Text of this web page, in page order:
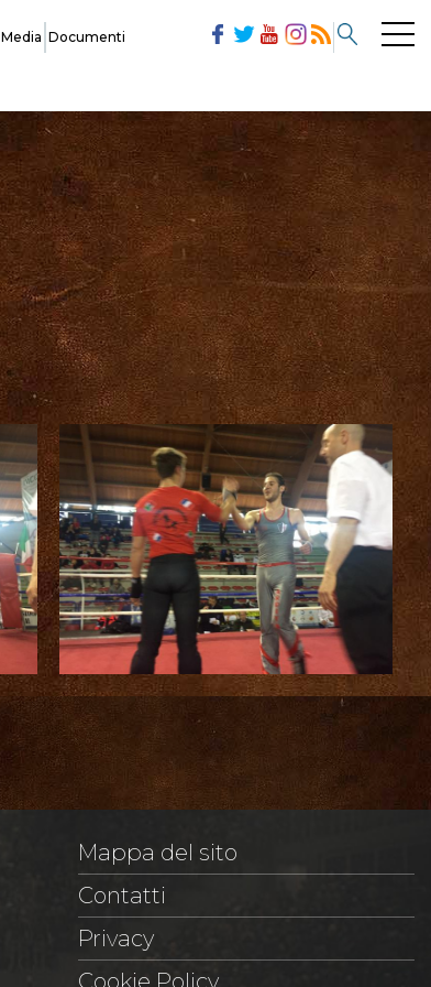
Media Documenti
Commissioni
Modulistica
Società
Ufficiali di Gara
Savate
MMA
Mappa del sito
Contatti
Privacy